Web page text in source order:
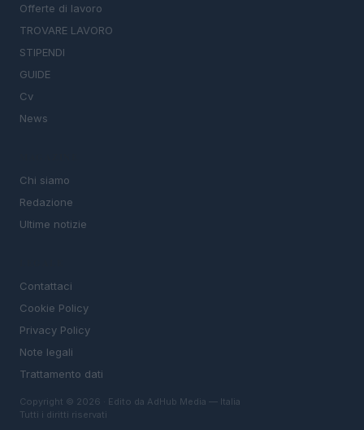
Offerte di lavoro
TROVARE LAVORO
STIPENDI
GUIDE
Cv
News
Chi siamo
Redazione
Ultime notizie
Contattaci
Cookie Policy
Privacy Policy
Note legali
Trattamento dati
Copyright © 2026 · Edito da AdHub Media — Italia
Tutti i diritti riservati